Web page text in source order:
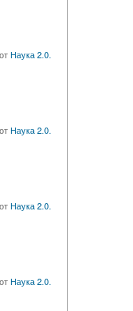
отНаука 2.0.
отНаука 2.0.
отНаука 2.0.
отНаука 2.0.